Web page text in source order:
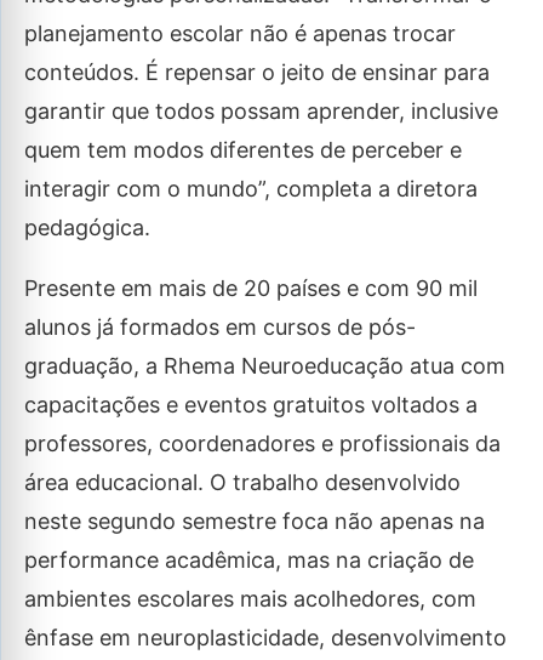
planejamento escolar não é apenas trocar
conteúdos. É repensar o jeito de ensinar para
garantir que todos possam aprender, inclusive
quem tem modos diferentes de perceber e
interagir com o mundo”, completa a diretora
pedagógica.
Presente em mais de 20 países e com 90 mil
alunos já formados em cursos de pós-
graduação, a Rhema Neuroeducação atua com
capacitações e eventos gratuitos voltados a
professores, coordenadores e profissionais da
área educacional. O trabalho desenvolvido
neste segundo semestre foca não apenas na
performance acadêmica, mas na criação de
ambientes escolares mais acolhedores, com
ênfase em neuroplasticidade, desenvolvimento